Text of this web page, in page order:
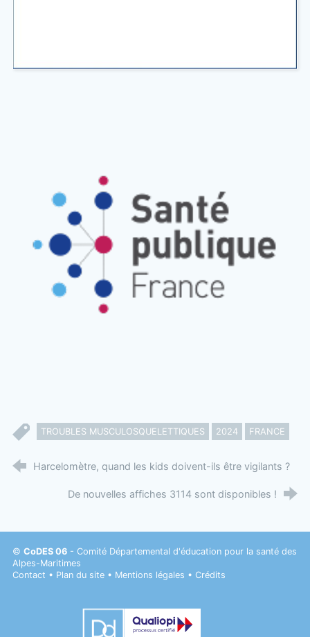
TROUBLES MUSCULOSQUELETTIQUES 2024 FRANCE
Harcelomètre, quand les kids doivent-ils être vigilants ?
De nouvelles affiches 3114 sont disponibles !
© CoDES 06- Comité Départemental d'éducation pour la santé des
Alpes-Maritimes
Contact • Plan du site• Mentions légales • Crédits